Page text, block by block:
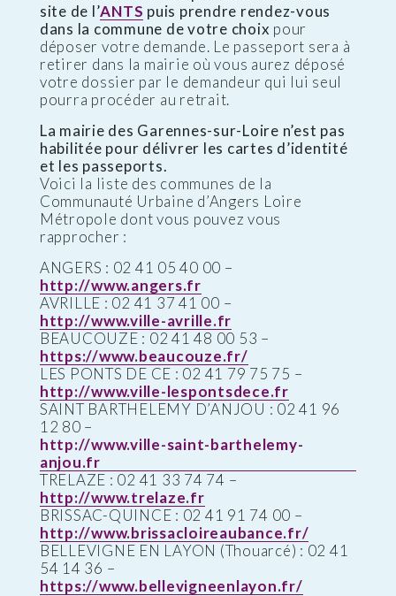
site de l’ANTS puis prendre rendez-vous
dans la commune de votre choix pour
déposer votre demande. Le passeport sera à
retirer dans la mairie où vous aurez déposé
votre dossier par le demandeur qui lui seul
pourra procéder au retrait.
La mairie des Garennes-sur-Loire n’est pas
habilitée pour délivrer les cartes d’identité
et les passeports.
Voici la liste des communes de la
Communauté Urbaine d’Angers Loire
Métropole dont vous pouvez vous
rapprocher :
ANGERS : 02 41 05 40 00 –
http://www.angers.fr
AVRILLE : 02 41 37 41 00 –
http://www.ville-avrille.fr
BEAUCOUZE : 02 41 48 00 53 –
https://www.beaucouze.fr/
LES PONTS DE CE : 02 41 79 75 75 –
http://www.ville-lespontsdece.fr
SAINT BARTHELEMY D’ANJOU : 02 41 96
12 80 –
http://www.ville-saint-barthelemy-
anjou.fr
TRELAZE : 02 41 33 74 74 –
http://www.trelaze.fr
BRISSAC-QUINCE : 02 41 91 74 00 –
http://www.brissacloireaubance.fr/
BELLEVIGNE EN LAYON (Thouarcé) : 02 41
54 14 36 –
https://www.bellevigneenlayon.fr/